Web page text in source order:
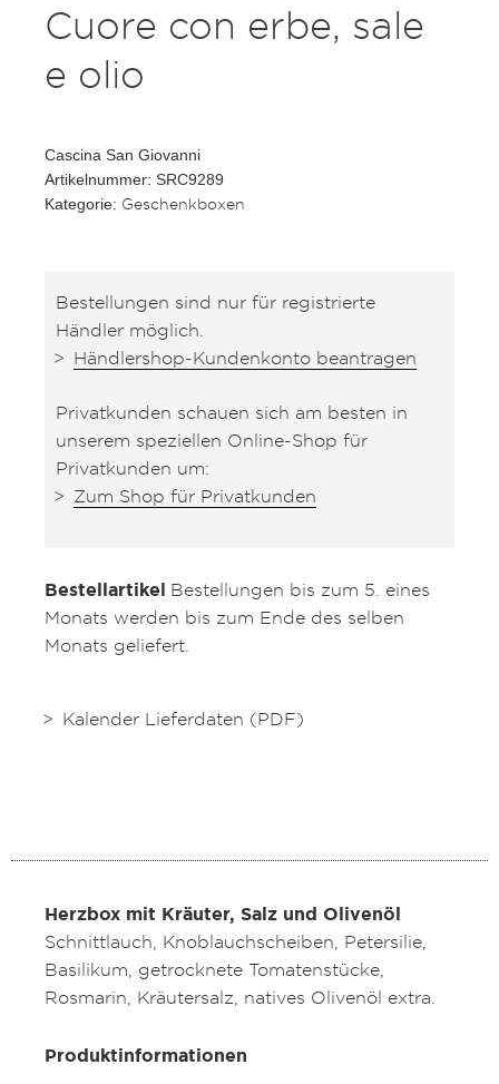
Cuore con erbe, sale
e olio
Cascina San Giovanni
Artikelnummer: SRC9289
Kategorie: Geschenkboxen
Bestellungen sind nur für registrierte
Händler möglich.
Händlershop-Kundenkonto beantragen
Privatkunden schauen sich am besten in
unserem speziellen Online-Shop für
Privatkunden um:
Zum Shop für Privatkunden
Bestellartikel Bestellungen bis zum 5. eines
Monats werden bis zum Ende des selben
Monats geliefert.
Kalender Lieferdaten (PDF)
Herzbox mit Kräuter, Salz und Olivenöl
Schnittlauch, Knoblauchscheiben, Petersilie,
Basilikum, getrocknete Tomatenstücke,
Rosmarin, Kräutersalz, natives Olivenöl extra.
Produktinformationen